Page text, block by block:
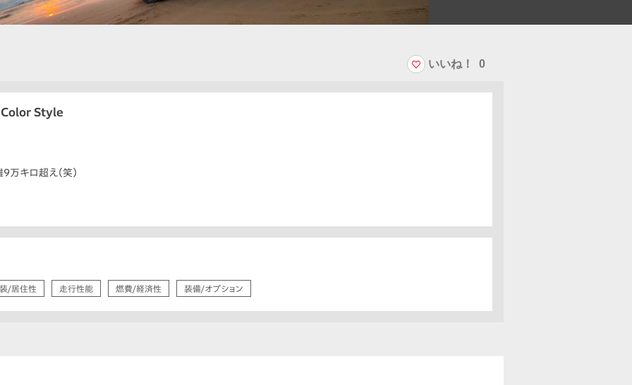
いいね！ 0
Style
万キロ超え（笑）
/居住性 走行性能 燃費/経済性 装備/オプション